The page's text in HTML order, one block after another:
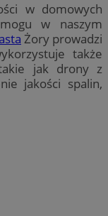
w domowych
w naszym
Żory prowadzi
także
jak drony z
jakości spalin,